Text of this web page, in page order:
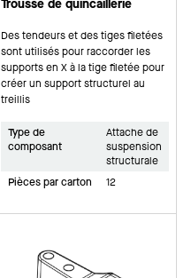
Trousse de quincaillerie
Des tendeurs et des tiges filetées
sont utilisés pour raccorder les
supports en X à la tige filetée pour
créer un support structurel au
treillis
Type de
composant
Attache de
suspension
structurale
Pièces par carton
12